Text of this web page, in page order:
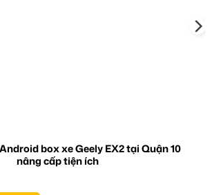
box xe Geely EX2 tại Quận 10
nâng cấp tiện ích